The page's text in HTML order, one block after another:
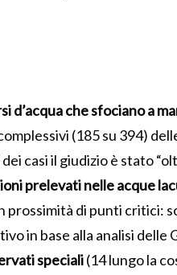
d’acqua che sfociano a
(185 su 394)
casi il giudizio è stato
prelevati nelle acque
prossimità di punti critici:
in base alla analisi delle
speciali(14 lungo la